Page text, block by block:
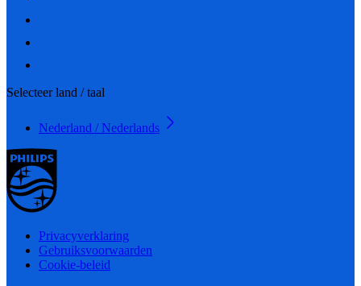
Selecteer land / taal
Nederland / Nederlands
Privacyverklaring
Gebruiksvoorwaarden
Cookie-beleid